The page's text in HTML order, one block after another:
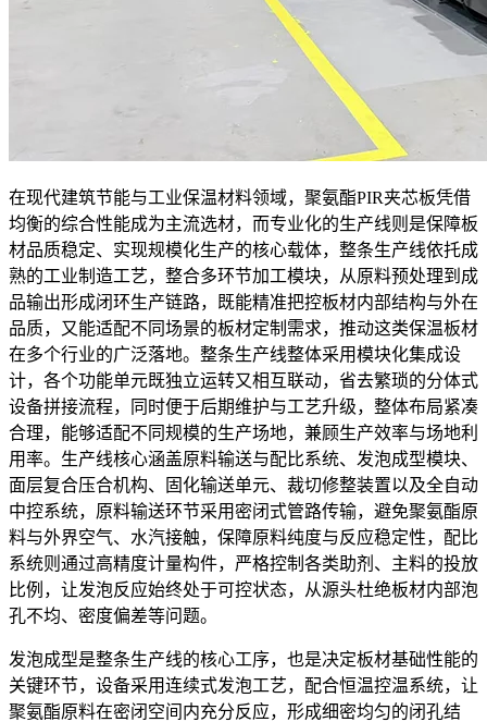
在现代建筑节能与工业保温材料领域，聚氨酯PIR夹芯板凭借
均衡的综合性能成为主流选材，而专业化的生产线则是保障板
材品质稳定、实现规模化生产的核心载体，整条生产线依托成
熟的工业制造工艺，整合多环节加工模块，从原料预处理到成
品输出形成闭环生产链路，既能精准把控板材内部结构与外在
品质，又能适配不同场景的板材定制需求，推动这类保温板材
在多个行业的广泛落地。整条生产线整体采用模块化集成设
计，各个功能单元既独立运转又相互联动，省去繁琐的分体式
设备拼接流程，同时便于后期维护与工艺升级，整体布局紧凑
合理，能够适配不同规模的生产场地，兼顾生产效率与场地利
用率。生产线核心涵盖原料输送与配比系统、发泡成型模块、
面层复合压合机构、固化输送单元、裁切修整装置以及全自动
中控系统，原料输送环节采用密闭式管路传输，避免聚氨酯原
料与外界空气、水汽接触，保障原料纯度与反应稳定性，配比
系统则通过高精度计量构件，严格控制各类助剂、主料的投放
比例，让发泡反应始终处于可控状态，从源头杜绝板材内部泡
孔不均、密度偏差等问题。
发泡成型是整条生产线的核心工序，也是决定板材基础性能的
关键环节，设备采用连续式发泡工艺，配合恒温控温系统，让
聚氨酯原料在密闭空间内充分反应，形成细密均匀的闭孔结